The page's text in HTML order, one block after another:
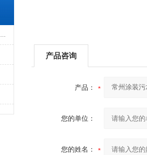
生活污水处理设备在城市污水治理中的应用介绍
产品咨询
产品：
您的单位：
您的姓名：